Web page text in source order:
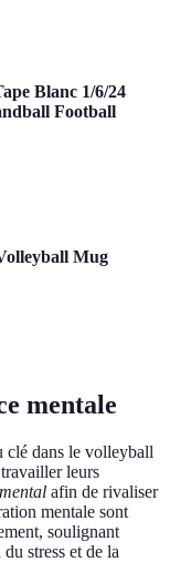
Blanc 1/6/24
Football
Mug
mentale
clé dans le volleyball
leurs
mental afin de rivaliser
mentale sont
soulignant
stress et de la